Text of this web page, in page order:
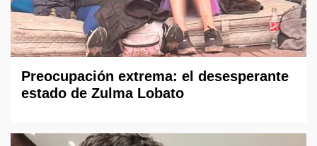
Preocupación extrema: el desesperante
estado de Zulma Lobato